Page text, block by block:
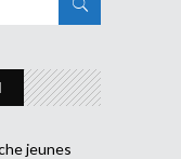
jeunes